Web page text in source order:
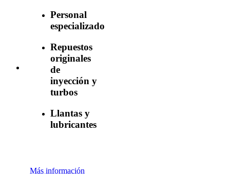
Personal
especializado
Repuestos
originales
de
inyección y
turbos
Llantas y
lubricantes
Más información